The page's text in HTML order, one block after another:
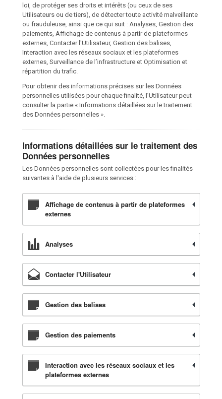
loi, de protéger ses droits et intérêts (ou ceux de ses
Utilisateurs ou de tiers), de détecter toute activité malveillante
ou frauduleuse, ainsi que ce qui suit : Analyses, Gestion des
paiements, Affichage de contenus à partir de plateformes
externes, Contacter l'Utilisateur, Gestion des balises,
Interaction avec les réseaux sociaux et les plateformes
externes, Surveillance de l’infrastructure et Optimisation et
répartition du trafic.
Pour obtenir des informations précises sur les Données
personnelles utilisées pour chaque finalité, l’Utilisateur peut
consulter la partie « Informations détaillées sur le traitement
des Données personnelles ».
Informations détaillées sur le traitement des
Données personnelles
Les Données personnelles sont collectées pour les finalités
suivantes à l'aide de plusieurs services :
Affichage de contenus à partir de plateformes
externes
Analyses
Contacter l'Utilisateur
Gestion des balises
Gestion des paiements
Interaction avec les réseaux sociaux et les
plateformes externes